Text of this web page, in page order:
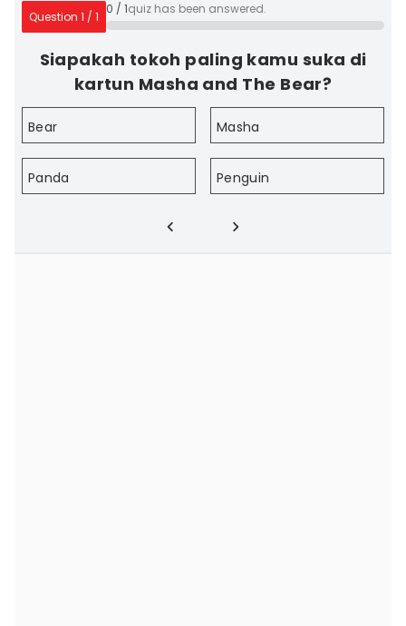
Question 1 / 1
0 / 1quiz has been answered.
⁠Siapakah tokoh paling kamu suka di
kartun Masha and The Bear?
Bear Masha
Panda Penguin